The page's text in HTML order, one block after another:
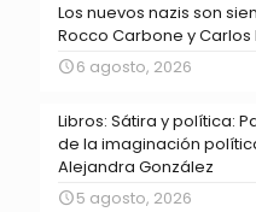
Los nuevos nazis son
Rocco Carbone y Carlos
6 agosto, 2026
Libros: Sátira y política:
de la imaginación
Alejandra González
5 agosto, 2026